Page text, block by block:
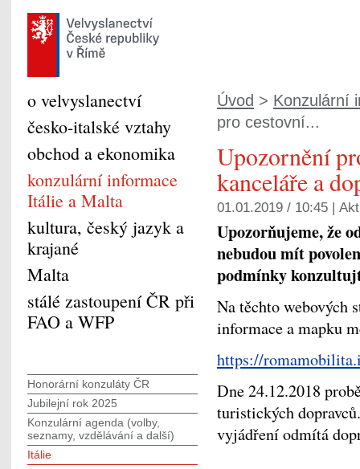
Úvod > Konzulární
pro cestovní...
Upozornění
kanceláře a
01.01.2019 / 10:45 |
Upozorňujeme, že
nebudou mít
podmínky
Na těchto webových
informace a mapku
https://
Dne 24.12.2018
turistických
vyjádření odmítá
o velvyslanectví
česko-italské vztahy
obchod a ekonomika
konzulární informace
Itálie a Malta
kultura, český jazyk a
krajané
Malta
stálé zastoupení ČR při
FAO a WFP
Honorární konzuláty ČR
Jubilejní rok 2025
Konzulární agenda (volby,
seznamy, vzdělávání a další)
Itálie